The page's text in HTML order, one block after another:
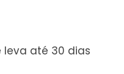
leva até 30 dias